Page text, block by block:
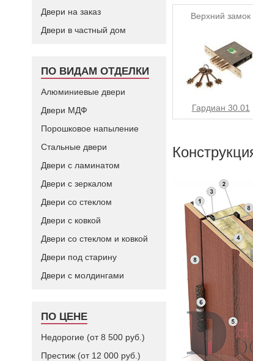
Двери на заказ
Двери в частный дом
ПО ВИДАМ ОТДЕЛКИ
Алюминиевые двери
Двери МДФ
Порошковое напыление
Стальные двери
Двери с ламинатом
Двери с зеркалом
Двери со стеклом
Двери с ковкой
Двери со стеклом и ковкой
Двери под старину
Двери с молдингами
ПО ЦЕНЕ
Недорогие (от 8 500 руб.)
Престиж (от 12 000 руб.)
Верхний замок
Гардиан 30.01